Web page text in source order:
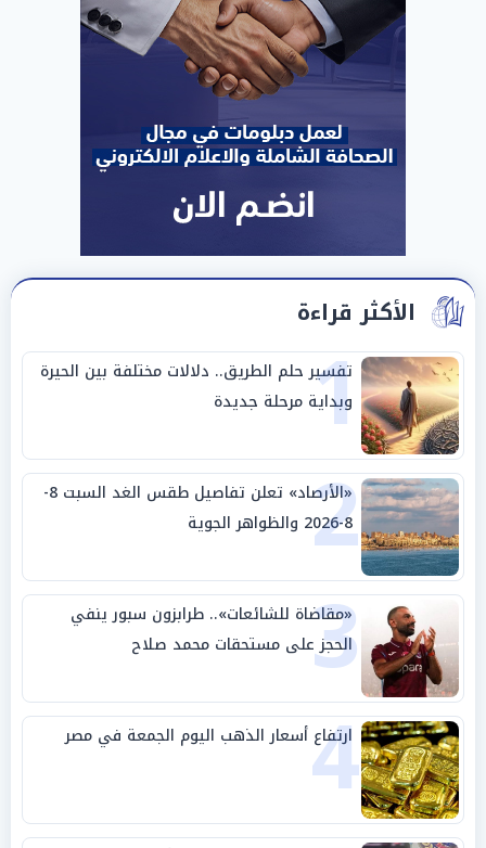
الأكثر قراءة
1
تفسير حلم الطريق.. دلالات مختلفة بين الحيرة
وبداية مرحلة جديدة
2
«الأرصاد» تعلن تفاصيل طقس الغد السبت 8-
8-2026 والظواهر الجوية
3
«مقاضاة للشائعات».. طرابزون سبور ينفي
الحجز على مستحقات محمد صلاح
4
ارتفاع أسعار الذهب اليوم الجمعة في مصر